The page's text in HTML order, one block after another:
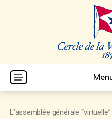
CVP
Cercle de la Voile de Paris
L’assemblée générale